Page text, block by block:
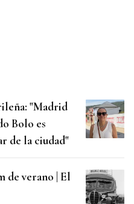
"Madrid
Bolo es
de la ciudad"
de verano | El